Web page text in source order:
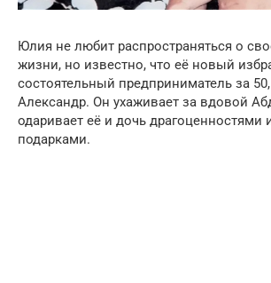
Юлия не любит распространяться о
жизни, но известно, что её новый
состоятельный предприниматель за
Александр. Он ухаживает за вдовой
одаривает её и дочь
подарками.